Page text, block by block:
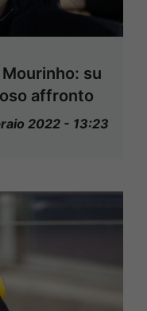
su
affronto
2022 - 13:23